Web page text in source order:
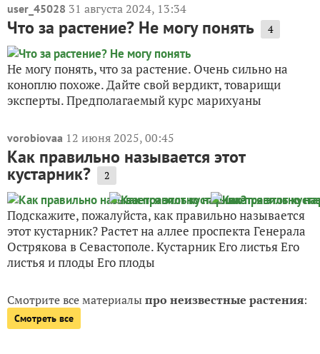
user_45028 31 августа 2024, 13:34
Что за растение? Не могу понять 4
Не могу понять, что за растение. Очень сильно на
коноплю похоже. Дайте свой вердикт, товарищи
эксперты. Предполагаемый курс марихуаны
vorobiovaa 12 июня 2025, 00:45
Как правильно называется этот
кустарник? 2
Подскажите, пожалуйста, как правильно называется
этот кустарник? Растет на аллее проспекта Генерала
Острякова в Севастополе. Кустарник Его листья Его
листья и плоды Его плоды
Смотрите все материалыпро неизвестные растения:
Смотреть все